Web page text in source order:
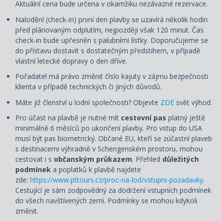
Aktuální cena bude určena v okamžiku nezávazné rezervace.
Nalodění (check-in) první den plavby se uzavírá několik hodin
před plánovaným odplutím, nejpozději však 120 minut. Čas
check-in bude upřesněn s palubními lístky. Doporučujeme se
do přístavu dostavit s dostatečným předstihem, v případě
vlastní letecké dopravy o den dříve.
Pořadatel má právo změnit číslo kajuty v zájmu bezpečnosti
klienta v případě technických či jiných důvodů.
Máte již členství u lodní společnosti? Objevte ZDE svět výhod.
Pro účast na plavbě je nutné mít cestovní pas platný ještě
minimálně 6 měsíců po ukončení plavby. Pro vstup do USA
musí být pas biometrický. Občané EU, kteří se zúčastní plaveb
s destinacemi výhradně v Schengenském prostoru, mohou
cestovat i s občanským průkazem. Přehled důležitých
podmínek a poplatků k plavbě najdete
zde: https://www.pttours.cz/proc-na-lod/vstupni-pozadavky.
Cestující je sám zodpovědný za dodržení vstupních podmínek
do všech navštívených zemí. Podmínky se mohou kdykoli
změnit.